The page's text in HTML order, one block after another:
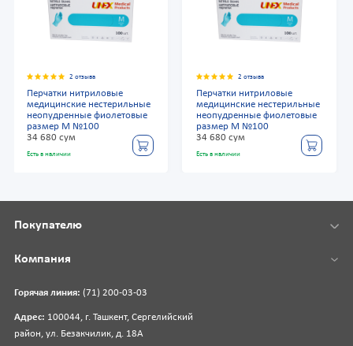
2 отзыва
Перчатки нитриловые
медицинские нестерильные
неопудренные фиолетовые
размер М №100
34 680 сум
Есть в наличии
2 отзыва
Перчатки нитриловые
медицинские нестерильные
неопудренные фиолетовые
размер М №100
34 680 сум
Есть в наличии
Горячая линия: (71) 200-03-03
Адрес: 100044, г. Ташкент, Сергелийский
район, ул. Безакчилик, д. 18А
Покупателю
Компания